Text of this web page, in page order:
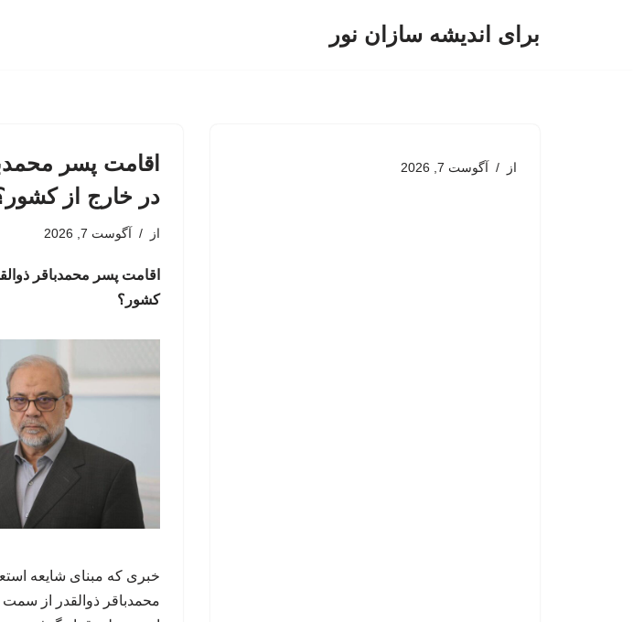
برای اندیشه سازان نور
از آگوست 7, 2026
اقامت پسر
در خارج از
از آگوست 7, 2026
اقامت پسر محمدباقر
کشور؟
خبری که مبنای شایعه
محمدباقر ذوالقدر از سمت